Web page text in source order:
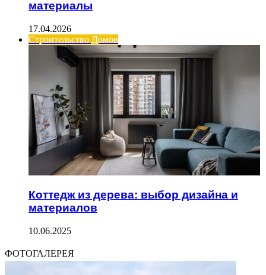
материалы
17.04.2026
Строительство Домов
Коттедж из дерева: выбор дизайна и
материалов
10.06.2025
ФОТОГАЛЕРЕЯ